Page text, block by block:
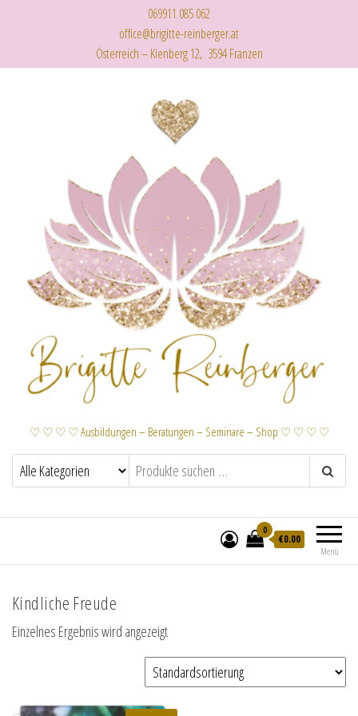
069911 085 062
office@brigitte-reinberger.at
Österreich – Kienberg 12, 3594 Franzen
♡ ♡ ♡ ♡ Ausbildungen – Beratungen – Seminare – Shop ♡ ♡ ♡ ♡
Menü
0
€0.00
Kindliche Freude
Einzelnes Ergebnis wird angezeigt